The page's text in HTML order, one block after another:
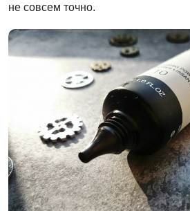
не совсем точно.